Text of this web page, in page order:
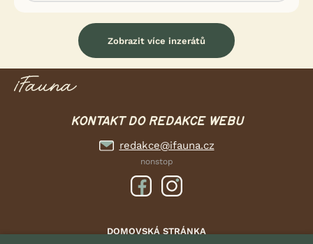
Zobrazit více inzerátů
KONTAKT DO REDAKCE WEBU
redakce@ifauna.cz
nonstop
DOMOVSKÁ STRÁNKA